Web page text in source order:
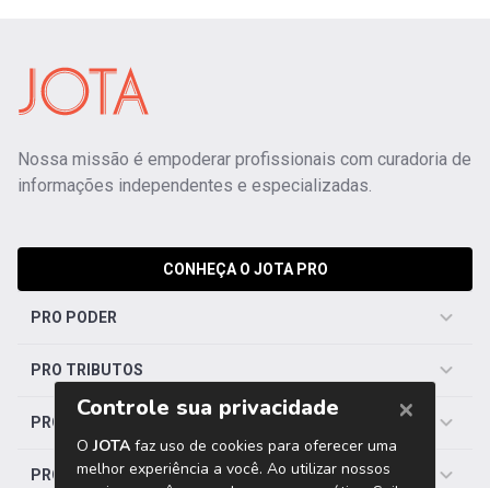
Nossa missão é empoderar profissionais com curadoria de
informações independentes e especializadas.
CONHEÇA O JOTA PRO
PRO PODER
PRO TRIBUTOS
PRO TRABALHISTA
PRO SAÚDE